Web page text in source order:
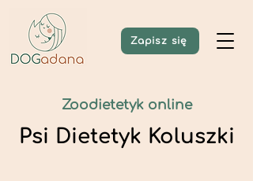
Zapisz się
Zoodietetyk online
Psi Dietetyk Koluszki